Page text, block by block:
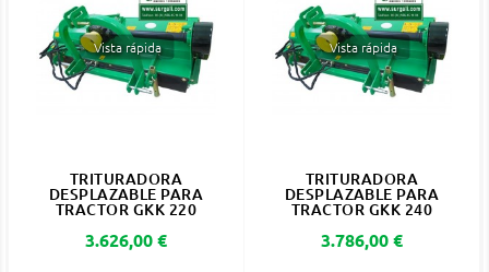
Vista rápida
TRITURADORA
DESPLAZABLE PARA
TRACTOR GKK 220
Precio
3.626,00 €
Vista rápida
TRITURADORA
DESPLAZABLE PARA
TRACTOR GKK 240
Precio
3.786,00 €